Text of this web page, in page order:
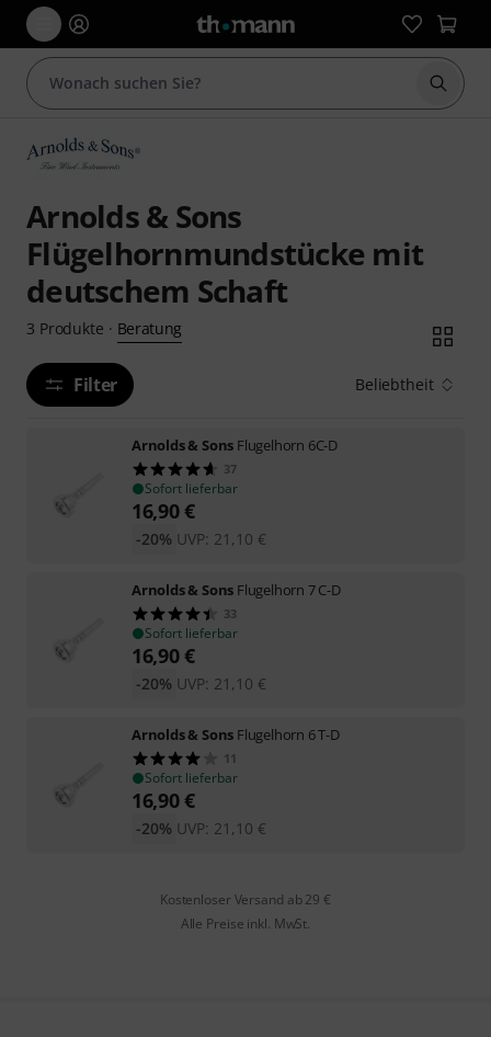
Suche
Arnolds & Sons
Flügelhornmundstücke mit
deutschem Schaft
3 Produkte · Beratung
Filter Beliebtheit
Arnolds & Sons Flugelhorn 6C-D
37
Sofort lieferbar
16,90€
UVP: 21,10 €
-20%
Arnolds & Sons Flugelhorn 7 C-D
33
Sofort lieferbar
16,90€
UVP: 21,10 €
-20%
Arnolds & Sons Flugelhorn 6 T-D
11
Sofort lieferbar
16,90€
UVP: 21,10 €
-20%
Kostenloser Versand ab 29 €
Alle Preise inkl. MwSt.